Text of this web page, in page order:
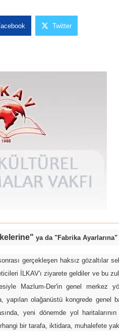
Twitter
ya da "Fabrika
gerçekleşen haksız gözaltılar
İLKAV'ı ziyarete geldiler ve bu
Mazlum-Der'in genel merkez
olağanüstü kongrede genel
yeni dönemde yol
bir tarafa, iktidara, muhalefete